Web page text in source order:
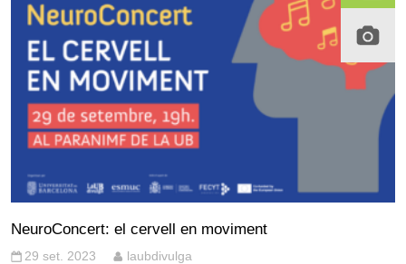
NeuroConcert: el cervell en moviment
29 set. 2023 laubdivulga